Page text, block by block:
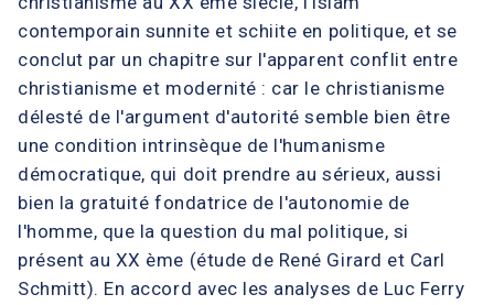
contemporain sunnite et schiite en politique, et se
conclut par un chapitre sur l'apparent conflit entre
christianisme et modernité : car le christianisme
délesté de l'argument d'autorité semble bien être
une condition intrinsèque de l'humanisme
démocratique, qui doit prendre au sérieux, aussi
bien la gratuité fondatrice de l'autonomie de
l'homme, que la question du mal politique, si
présent au XX ème (étude de René Girard et Carl
Schmitt). En accord avec les analyses de Luc Ferry